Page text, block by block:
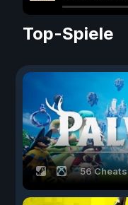
Top-Spiele
56 Cheats